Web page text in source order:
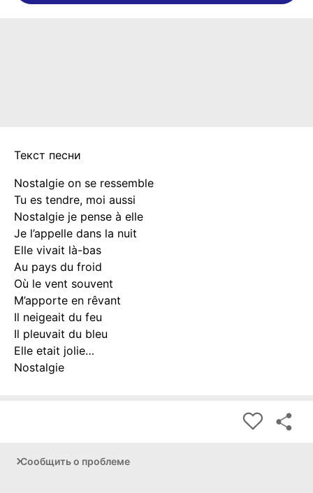
Текст песни
Nostalgie on se ressemble
Tu es tendre, moi aussi
Nostalgie je pense à elle
Je l’appelle dans la nuit
Elle vivait là-bas
Au pays du froid
Où le vent souvent
M’apporte en rêvant
Il neigeait du feu
Il pleuvait du bleu
Elle etait jolie…
Nostalgie
Сообщить о проблеме